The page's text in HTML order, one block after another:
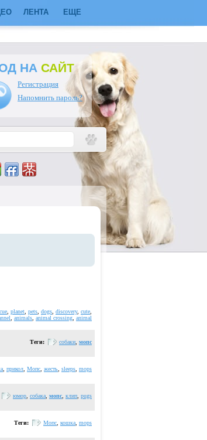
ЛЕНТА ЕЩЕ
НА САЙТ
Регистрация
Напомнить пароль?
planet pets dogs discovery, cute
animals animal crossing animal
Теги: собаки мопс
прикол Мопс жесть sleeps mops
юмор собака мопс клип pugs
Теги: Мопс кошка mops